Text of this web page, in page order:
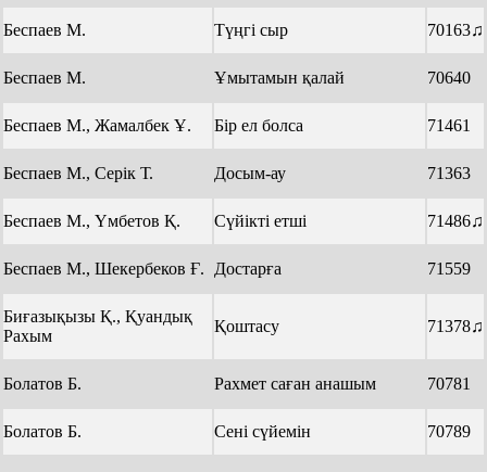
Беспаев М. Түңгі сыр 70163♫
Беспаев М. Ұмытамын қалай 70640
Беспаев М., Жамалбек Ұ. Бір ел болса 71461
Беспаев М., Серік Т. Досым-ау 71363
Беспаев М., Үмбетов Қ. Сүйікті етші 71486♫
Беспаев М., Шекербеков Ғ. Достарға 71559
Биғазықызы Қ., Қуандық
Рахым
Қоштасу 71378♫
Болатов Б. Рахмет саған анашым 70781
Болатов Б. Сені сүйемін 70789